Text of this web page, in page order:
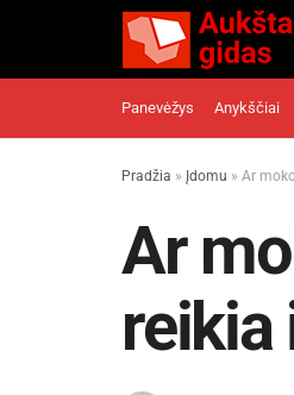
Panevėžys Anykščiai
Pradžia » Įdomu » Ar
Ar
reikia